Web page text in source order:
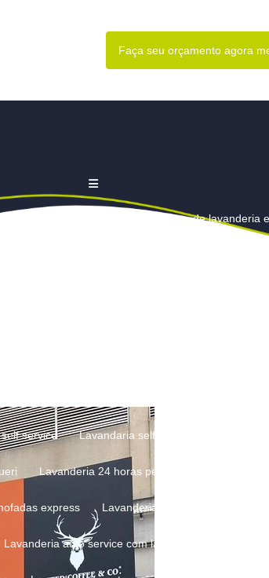
Faça seu orçamento agora
lava e seca em Barueri Empresa de lavanderia
self service Lavandaria self service mais próxima
Lavanderia 24 horas perto de mim
express Lavanderia de almofadas perto
Lavanderia auto service com lava e seca